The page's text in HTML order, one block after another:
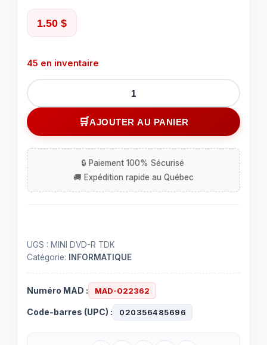
1.50 $
45 en inventaire
quantité
de
Mini
DVD-
R
enregistrable
30
minutes
AJOUTER AU PANIER
UGS : MINI DVD-R TDK
Catégorie:
INFORMATIQUE
Numéro MAD : MAD-022362
Code-barres (UPC) : 020356485696